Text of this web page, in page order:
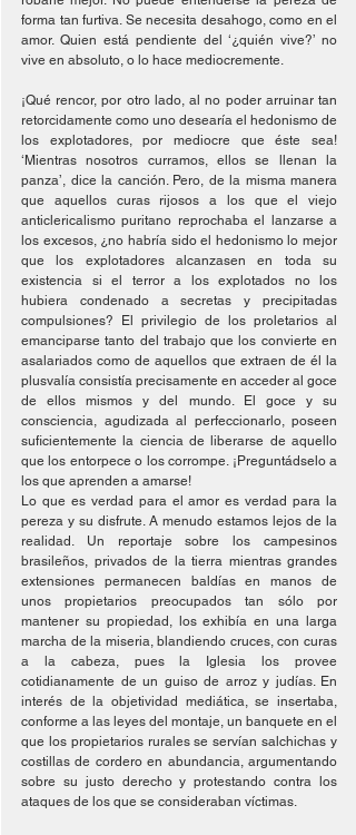
forma tan furtiva. Se necesita desahogo, como en el
amor. Quien está pendiente del ‘¿quién vive?’ no
vive en absoluto, o lo hace mediocremente.
¡Qué rencor, por otro lado, al no poder arruinar tan
retorcidamente como uno desearía el hedonismo de
los explotadores, por mediocre que éste sea!
‘Mientras nosotros curramos, ellos se llenan la
panza’, dice la canción. Pero, de la misma manera
que aquellos curas rijosos a los que el viejo
anticlericalismo puritano reprochaba el lanzarse a
los excesos, ¿no habría sido el hedonismo lo mejor
que los explotadores alcanzasen en toda su
existencia si el terror a los explotados no los
hubiera condenado a secretas y precipitadas
compulsiones? El privilegio de los proletarios al
emanciparse tanto del trabajo que los convierte en
asalariados como de aquellos que extraen de él la
plusvalía consistía precisamente en acceder al goce
de ellos mismos y del mundo. El goce y su
consciencia, agudizada al perfeccionarlo, poseen
suficientemente la ciencia de liberarse de aquello
que los entorpece o los corrompe. ¡Preguntádselo a
los que aprenden a amarse!
Lo que es verdad para el amor es verdad para la
pereza y su disfrute. A menudo estamos lejos de la
realidad. Un reportaje sobre los campesinos
brasileños, privados de la tierra mientras grandes
extensiones permanecen baldías en manos de
unos propietarios preocupados tan sólo por
mantener su propiedad, los exhibía en una larga
marcha de la miseria, blandiendo cruces, con curas
a la cabeza, pues la Iglesia los provee
cotidianamente de un guiso de arroz y judías. En
interés de la objetividad mediática, se insertaba,
conforme a las leyes del montaje, un banquete en el
que los propietarios rurales se servían salchichas y
costillas de cordero en abundancia, argumentando
sobre su justo derecho y protestando contra los
ataques de los que se consideraban víctimas.